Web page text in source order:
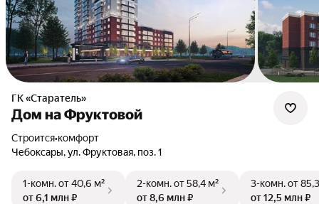
ГК «Старатель»
Дом на Фруктовой
Строится•комфорт
Чебоксары, ул. Фруктовая, поз. 1
1-комн.от 40,6 м²
от 6,1 млн ₽
2-комн.от 58,4 м²
от 8,6 млн ₽
3-комн.от
от 12,5 млн ₽